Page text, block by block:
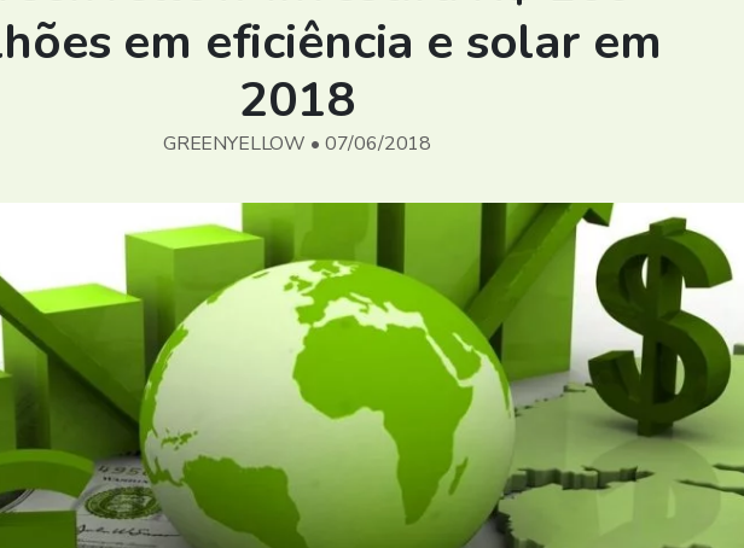
em eficiência e solar em
2018
GREENYELLOW • 07/06/2018